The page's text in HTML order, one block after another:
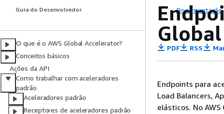
Guia do Desenvolvedor
O que é o AWS Global Accelerator?
Conceitos básicos
Ações da API
Como trabalhar com aceleradores
padrão
Aceleradores padrão
Receptores de aceleradores padrão
Documentação
PDF RSS
Endpoints para
Load Balancers,
elásticos. No